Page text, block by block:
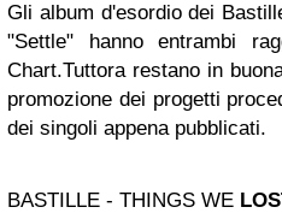
Gli album d'esordio dei
"Settle" hanno entrambi
Chart.Tuttora restano in
promozione dei progetti
dei singoli appena pubblicati.
BASTILLE - THINGS WE